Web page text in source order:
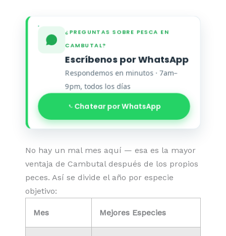
¿PREGUNTAS SOBRE PESCA EN
CAMBUTAL?
Escríbenos por WhatsApp
Respondemos en minutos · 7am–
9pm, todos los días
Chatear por WhatsApp
No hay un mal mes aquí — esa es la mayor
ventaja de Cambutal después de los propios
peces. Así se divide el año por especie
objetivo:
Mes Mejores Especies